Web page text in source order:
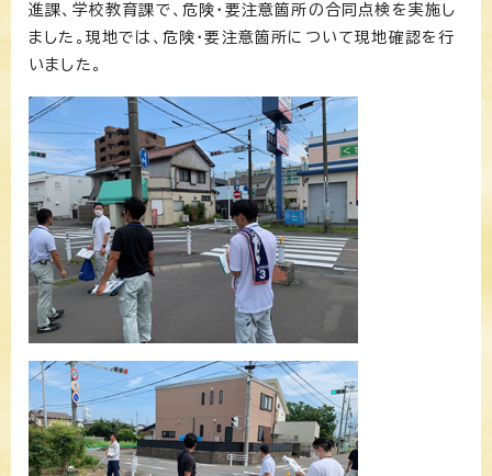
進課、学校教育課で、危険・要注意箇所の合同点検を実施し
ました。現地では、危険・要注意箇所について現地確認を行
いました。